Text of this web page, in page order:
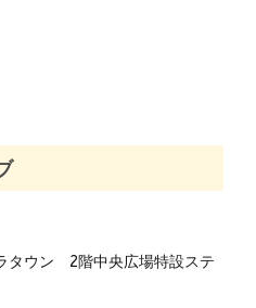
タウン 2階中央広場特設ステ